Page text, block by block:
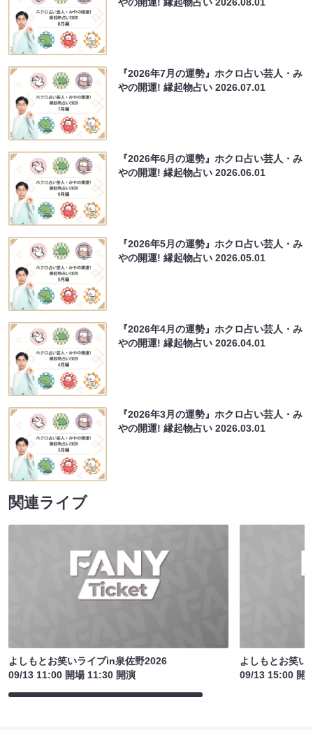
やの開運! 縁起物占い2026.08.01
『2026年7月の運勢』ホクロ占い芸人・み
やの開運! 縁起物占い2026.07.01
『2026年6月の運勢』ホクロ占い芸人・み
やの開運! 縁起物占い2026.06.01
『2026年5月の運勢』ホクロ占い芸人・み
やの開運! 縁起物占い2026.05.01
『2026年4月の運勢』ホクロ占い芸人・み
やの開運! 縁起物占い2026.04.01
『2026年3月の運勢』ホクロ占い芸人・み
やの開運! 縁起物占い2026.03.01
関連ライブ
よしもとお笑いライブin泉佐野2026
09/13 11:00 開場 11:30 開演
よしもとお笑
09/13 15:00 開